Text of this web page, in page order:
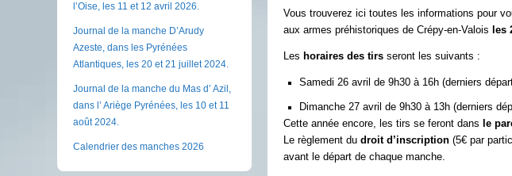
Vous trouverez ici toutes les informations pour
aux armes préhistoriques de Crépy-en-Valois
les
Les horaires des tirs seront les suivants :
Samedi 26 avril de 9h30 à 16h (derniers
Dimanche 27 avril de 9h30 à 13h (derniers
Cette année encore, les tirs se feront dans
le
Le règlement du droit d’inscription (5€ par
avant le départ de chaque manche.
l’Oise, les 11 et 12 avril 2026.
Journal de la manche D’Arudy
Azeste, dans les Pyrénées
Atlantiques, les 20 et 21 juillet 2024.
Journal de la manche du Mas d’ Azil,
dans l’ Ariège Pyrénées, les 10 et 11
août 2024.
Calendrier des manches 2026